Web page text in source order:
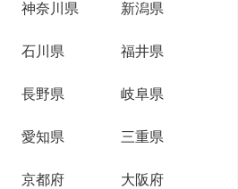
神奈川県 新潟県
石川県 福井県
長野県 岐阜県
愛知県 三重県
京都府 大阪府